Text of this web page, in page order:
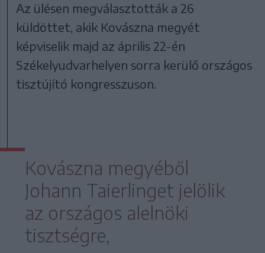
Az ülésen megválasztották a 26
küldöttet, akik Kovászna megyét
képviselik majd az április 22-én
Székelyudvarhelyen sorra kerülő országos
tisztújító kongresszuson.
Kovászna megyéből
Johann Taierlinget jelölik
az országos alelnöki
tisztségre,